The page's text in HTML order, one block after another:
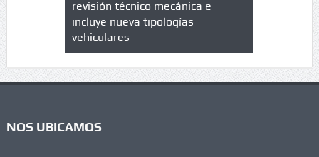
en
revisión técnico mecánica e
incluye nueva tipologías
vehiculares
NOS UBICAMOS